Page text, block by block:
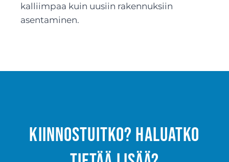
kalliimpaa kuin uusiin rakennuksiin
asentaminen.
Kiinnostuitko? Haluatko